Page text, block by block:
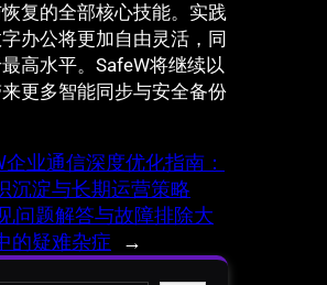
复的全部核心技能。实践
办公将更加自由灵活，同
高水平。SafeW将继续以
更多智能同步与安全备份
企业通信深度优化指南：
沉淀与长期运营策略
问题解答与故障排除大
的疑难杂症
→